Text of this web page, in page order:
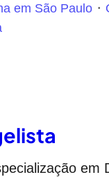
em São Paulo
em